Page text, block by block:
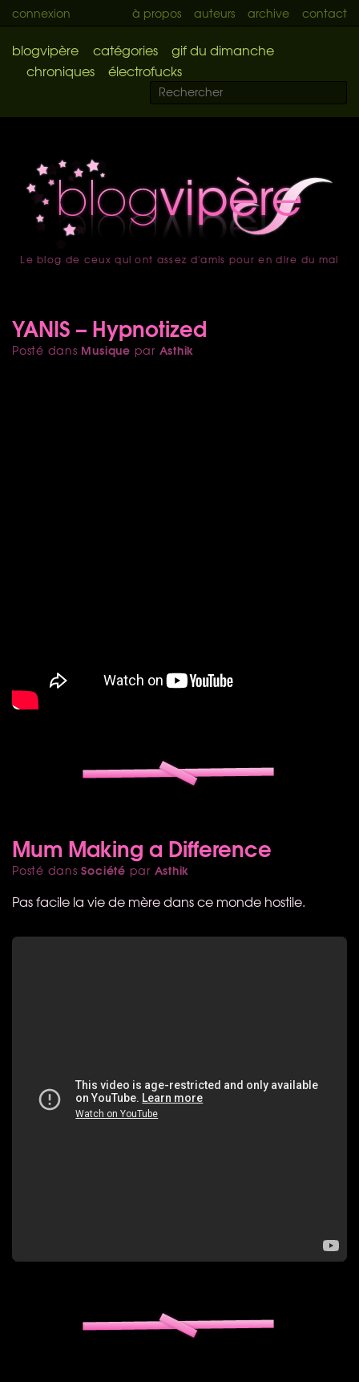
connexion à propos auteurs archive contact
blogvipère catégories
gif du dimanche
chroniques
électrofucks
accueil
Le blog de ceux qui ont assez d'amis pour en dire du mal
YANIS – Hypnotized
Posté dans Musique par Asthik
Mum Making a Difference
Posté dansSociété par Asthik
Pas facile la vie de mère dans ce monde hostile.